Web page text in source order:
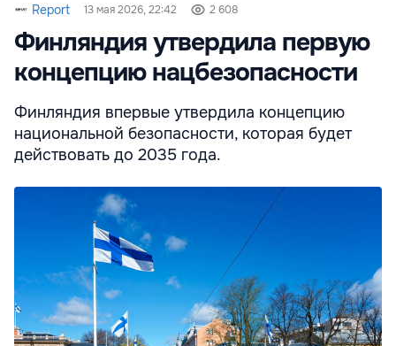
Report 13 мая 2026, 22:42 2 608
Финляндия утвердила первую
концепцию нацбезопасности
Финляндия впервые утвердила концепцию
национальной безопасности, которая будет
действовать до 2035 года.